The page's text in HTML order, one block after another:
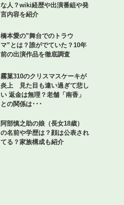
な人？wiki経歴や出演番組や発
言内容を紹介
橋本愛の”舞台でのトラウ
マ”とは？誰がでていた？10年
前の出演作品を徹底調査
霧菓310のクリスマスケーキが
炎上 見た目も違い過ぎて悲し
い 返金は無理？老舗「南香」
との関係は･･･
阿部慎之助の娘（長女18歳）
の名前や学歴は？顔は公表され
てる？家族構成も紹介